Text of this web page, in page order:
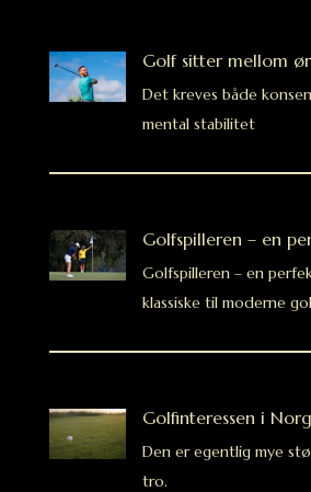
Golf sitter mellom
Det kreves både
mental stabilitet
Golfspilleren – en
Golfspilleren – en
klassiske til moderne
Golfinteressen i
Den er egentlig mye
tro.